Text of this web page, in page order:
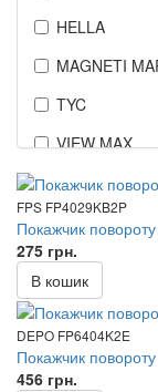
HELLA
MAGNETI
TYC
VIEW MAX
FPS FP4029KB2P
Покажчик
275 грн.
В кошик
DEPO FP6404K2E
Покажчик
456 грн.